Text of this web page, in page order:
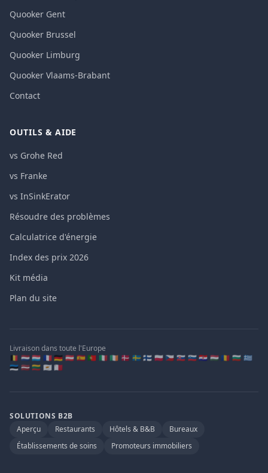
Quooker Gent
Quooker Brussel
Quooker Limburg
Quooker Vlaams-Brabant
Contact
OUTILS & AIDE
vs Grohe Red
vs Franke
vs InSinkErator
Résoudre des problèmes
Calculatrice d'énergie
Index des prix 2026
Kit média
Plan du site
Livraison dans toute l'Europe
🇧🇪 🇳🇱 🇱🇺 🇫🇷 🇩🇪 🇦🇹 🇪🇸 🇵🇹 🇮🇹 🇮🇪 🇩🇰 🇸🇪 🇫🇮 🇵🇱 🇨🇿 🇸🇰 🇸🇮 🇭🇷 🇭🇺 🇷🇴 🇧🇬 🇬🇷
🇪🇪 🇱🇻 🇱🇹 🇨🇾 🇲🇹
SOLUTIONS B2B
Aperçu
Restaurants Hôtels & B&B
Bureaux
Établissements de soins
Promoteurs immobiliers